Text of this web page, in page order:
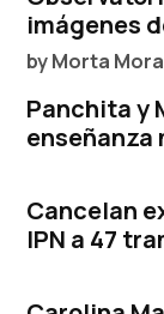
imágenes
byMorta Mora
Panchita y
enseñanza
Cancelan
IPN a 47